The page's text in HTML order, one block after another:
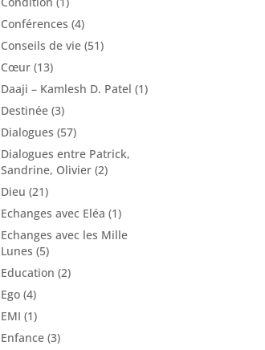
Conférences (4)
Conseils de vie (51)
Cœur (13)
Daaji – Kamlesh D. Patel (1)
Destinée (3)
Dialogues (57)
Dialogues entre Patrick,
Sandrine, Olivier (2)
Dieu (21)
Echanges avec Eléa (1)
Echanges avec les Mille
Lunes (5)
Education (2)
Ego (4)
EMI (1)
Enfance (3)